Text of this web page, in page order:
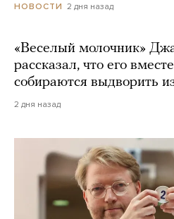
НОВОСТИ 2 дня назад
«Веселый молочник»
рассказал, что его
собираются выдворить
2 дня назад